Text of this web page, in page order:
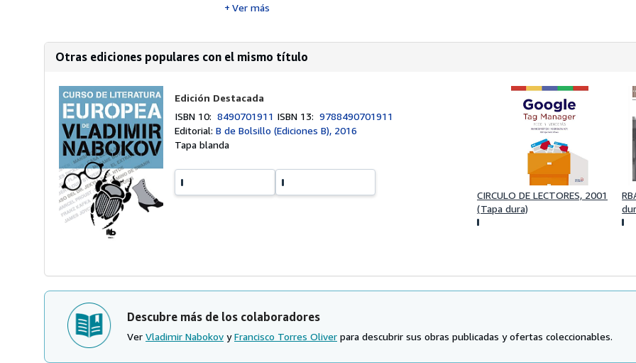
Ver más
Otras ediciones populares con el mismo título
Edición Destacada
ISBN 10:8490701911 ISBN 13:9788490701911
Editorial:B de Bolsillo (Ediciones B), 2016
Tapa blanda
CIRCULO DE LECTORES, 2001
(Tapa dura)
Descubre más de los colaboradores
Ver Vladimir Nabokov yFrancisco Torres Oliver para descubrir sus obras publicadas y ofertas coleccionables.